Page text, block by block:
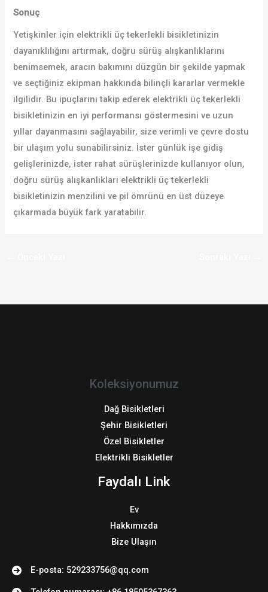
Sonuç
Yetişkinler için elektrikli üç tekerlekli bisikletinizin
dayanıklılığını artırmak, doğru sürüş alışkanlıklarını
benimsemek, aracın bakımını düzgün bir şekilde yapmak
ve seçtiğiniz ekipman hakkında bilinçli kararlar vermekle
ilgilidir. Bu ipuçlarını takip ederek elektrikli üç tekerlekli
bisikletinizin en iyi performansı göstermesini ve uzun
yıllar dayanmasını sağlayabilir, size verimli ve çevre dostu
bir ulaşım yolu sunabilirsiniz. İster günlük işe gidiş
gelişlerinizde, ister rahat sürüşlerinizde kullanıyor olun,
doğru sürüş alışkanlıkları elektrikli üç tekerlekli
bisikletinizin menzilini ve pil ömrünü en üst düzeye
çıkarmada büyük fark yaratabilir.
Koleksiyonumuz
Dağ Bisikletleri
Şehir Bisikletleri
Özel Bisikletler
Elektrikli Bisikletler
Faydalı Link
Ev
Hakkımızda
Bize Ulaşın
E-posta: 529233756@qq.com